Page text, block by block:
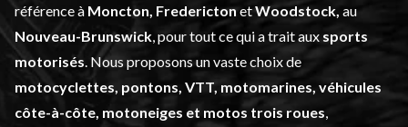
référence à Moncton, FrederictonetWoodstock, au
Nouveau-Brunswick , pour tout ce qui a trait aux sports
motorisés . Nous proposons un vaste choix de
motocyclettes, pontons, VTT, motomarines, véhicules
côte-à-côte, motoneiges et motos trois roues